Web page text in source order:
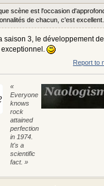
scène est l'occasion
de chacun, c'est excellent.
saison 3, le développement
Report to
«
Everyone
knows
rock
attained
perfection
in 1974.
It's a
scientific
fact. »